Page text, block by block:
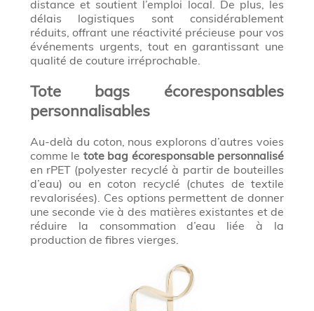
distance et soutient l’emploi local. De plus, les
délais logistiques sont considérablement
réduits, offrant une réactivité précieuse pour vos
événements urgents, tout en garantissant une
qualité de couture irréprochable.
Tote bags écoresponsables
personnalisables
Au-delà du coton, nous explorons d’autres voies
comme le tote bag écoresponsable personnalisé
en rPET (polyester recyclé à partir de bouteilles
d’eau) ou en coton recyclé (chutes de textile
revalorisées). Ces options permettent de donner
une seconde vie à des matières existantes et de
réduire la consommation d’eau liée à la
production de fibres vierges.